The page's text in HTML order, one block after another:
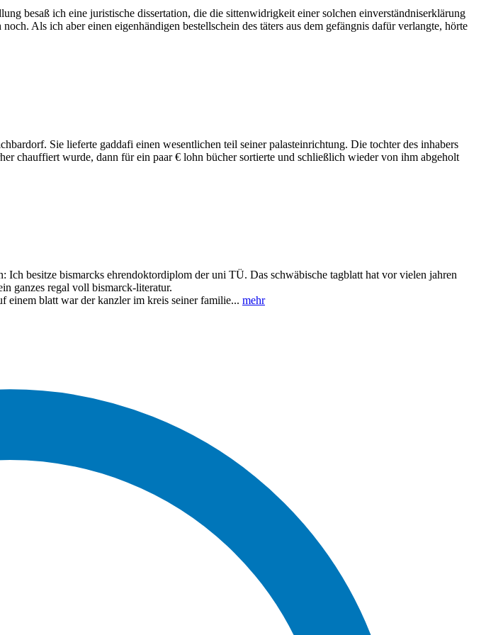
besaß ich eine juristische dissertation, die die sittenwidrigkeit einer solchen einverständniserklärung
Als ich aber einen eigenhändigen bestellschein des täters aus dem gefängnis dafür verlangte, hörte
Sie lieferte gaddafi einen wesentlichen teil seiner palasteinrichtung. Die tochter des inhabers
chauffiert wurde, dann für ein paar € lohn bücher sortierte und schließlich wieder von ihm abgeholt
besitze bismarcks ehrendoktordiplom der uni TÜ. Das schwäbische tagblatt hat vor vielen jahren
ganzes regal voll bismarck-literatur.
einem blatt war der kanzler im kreis seiner familie... mehr